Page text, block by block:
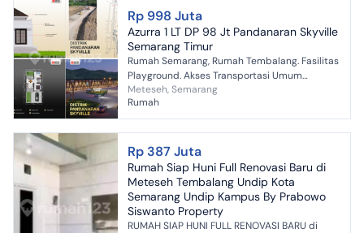
Rp 998 Juta
Azurra 1 LT DP 98 Jt Pandanaran Skyville
Semarang Timur
Rumah Semarang, Rumah Tembalang. Fasilitas
Playground. Akses Transportasi Umum
Legality ✅ Sertipikat Pecah PBB & IMB / PBG
Pandanaran Skyvil...
Meteseh, Semarang
Rumah
Rp 387 Juta
Rumah Siap Huni Full Renovasi Baru di
Meteseh Tembalang Undip Kota
Semarang Undip Kampus By Prabowo
Siswanto Property
RUMAH SIAP HUNI FULL RENOVASI BARU di